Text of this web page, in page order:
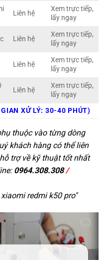
Liên hệ
Xem trực tiếp,
lấy ngay
Liên hệ
Xem trực tiếp,
lấy ngay
Liên hệ
Xem trực tiếp,
lấy ngay
Liên hệ
Xem trực tiếp,
lấy ngay
XỬ LÝ: 30-40 PHÚT)
thuộc vào từng dòng
khách hàng có thể liên
trợ về kỹ thuật tốt nhất
0964.308.308/
redmi k50 pro"